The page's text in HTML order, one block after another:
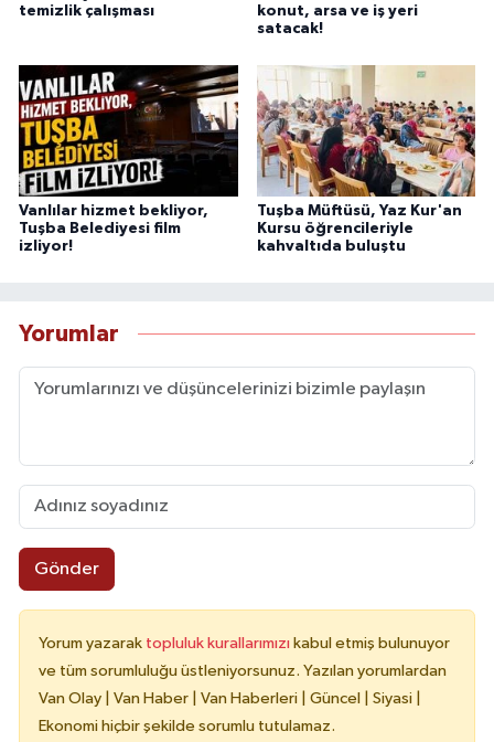
temizlik çalışması
konut, arsa ve iş yeri
satacak!
Vanlılar hizmet bekliyor,
Tuşba Belediyesi film
izliyor!
Tuşba Müftüsü, Yaz Kur'an
Kursu öğrencileriyle
kahvaltıda buluştu
Yorumlar
Gönder
Yorum yazarak topluluk kurallarımızı kabul etmiş bulunuyor
ve tüm sorumluluğu üstleniyorsunuz. Yazılan yorumlardan
Van Olay | Van Haber | Van Haberleri | Güncel | Siyasi |
Ekonomi hiçbir şekilde sorumlu tutulamaz.